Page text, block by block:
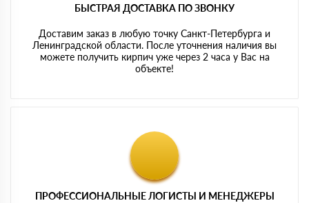
БЫСТРАЯ ДОСТАВКА ПО ЗВОНКУ
Доставим заказ в любую точку Санкт-Петербурга и
Ленинградской области. После уточнения наличия вы
можете получить кирпич уже через 2 часа у Вас на
объекте!
ПРОФЕССИОНАЛЬНЫЕ ЛОГИСТЫ И МЕНЕДЖЕРЫ